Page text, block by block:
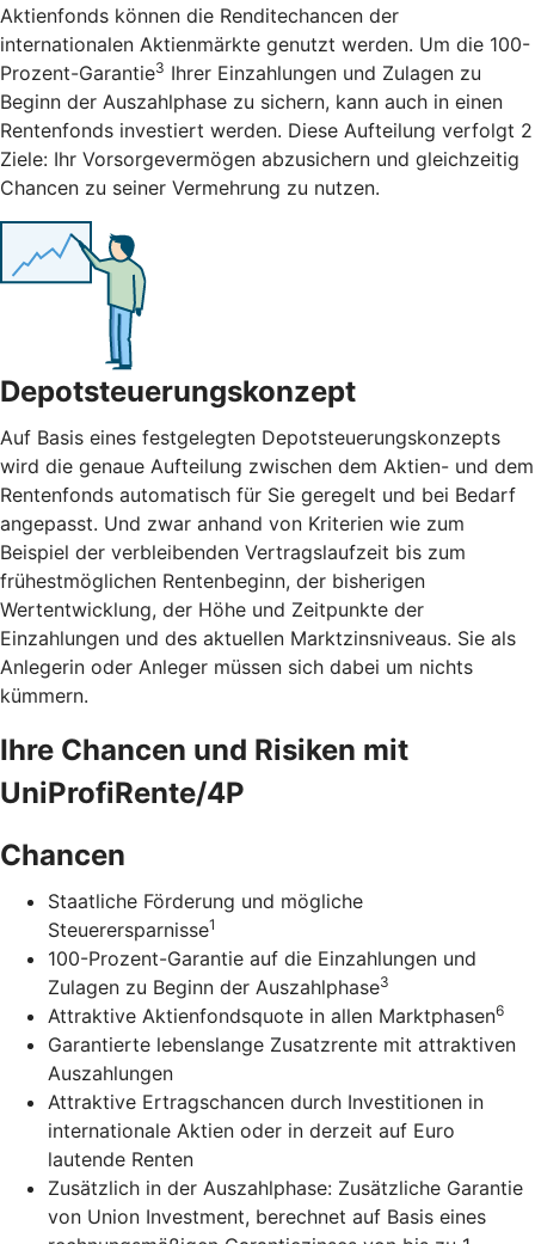
Aktienfonds können die Renditechancen der
internationalen Aktienmärkte genutzt werden. Um die 100-
Prozent-Garantie3 Ihrer Einzahlungen und Zulagen zu
Beginn der Auszahlphase zu sichern, kann auch in einen
Rentenfonds investiert werden. Diese Aufteilung verfolgt 2
Ziele: Ihr Vorsorgevermögen abzusichern und gleichzeitig
Chancen zu seiner Vermehrung zu nutzen.
Depotsteuerungskonzept
Auf Basis eines festgelegten Depotsteuerungskonzepts
wird die genaue Aufteilung zwischen dem Aktien- und dem
Rentenfonds automatisch für Sie geregelt und bei Bedarf
angepasst. Und zwar anhand von Kriterien wie zum
Beispiel der verbleibenden Vertragslaufzeit bis zum
frühestmöglichen Rentenbeginn, der bisherigen
Wertentwicklung, der Höhe und Zeitpunkte der
Einzahlungen und des aktuellen Marktzinsniveaus. Sie als
Anlegerin oder Anleger müssen sich dabei um nichts
kümmern.
Ihre Chancen und Risiken mit
UniProfiRente/4P
Chancen
Staatliche Förderung und mögliche
Steuerersparnisse1
100-Prozent-Garantie auf die Einzahlungen und
Zulagen zu Beginn der Auszahlphase3
Attraktive Aktienfondsquote in allen Marktphasen6
Garantierte lebenslange Zusatzrente mit attraktiven
Auszahlungen
Attraktive Ertragschancen durch Investitionen in
internationale Aktien oder in derzeit auf Euro
lautende Renten
Zusätzlich in der Auszahlphase: Zusätzliche Garantie
von Union Investment, berechnet auf Basis eines